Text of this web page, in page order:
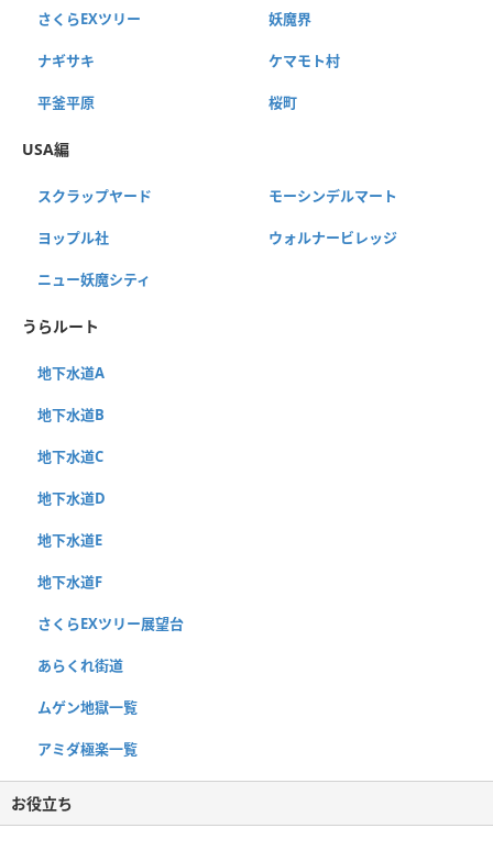
さくらEXツリー 妖魔界
ナギサキ ケマモト村
平釜平原 桜町
USA編
スクラップヤード モーシンデルマート
ヨップル社 ウォルナービレッジ
ニュー妖魔シティ
うらルート
地下水道A
地下水道B
地下水道C
地下水道D
地下水道E
地下水道F
さくらEXツリー展望台
あらくれ街道
ムゲン地獄一覧
アミダ極楽一覧
お役立ち